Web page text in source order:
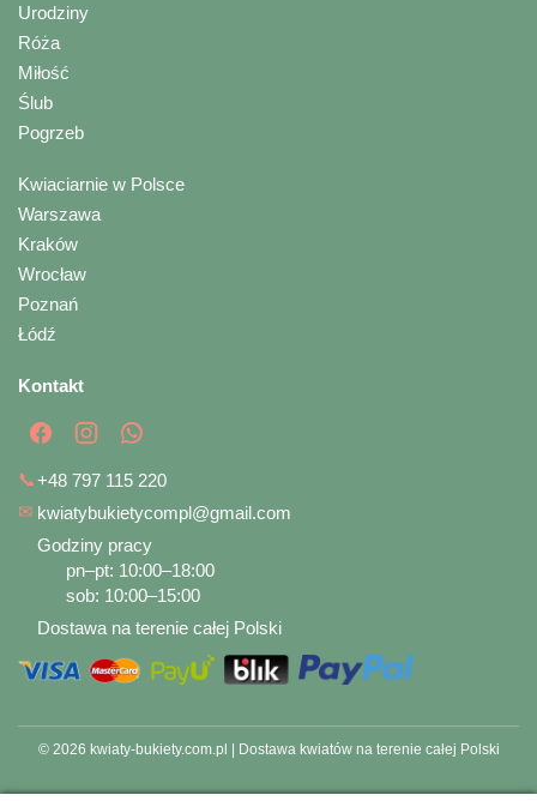
Urodziny
Róża
Miłość
Ślub
Pogrzeb
Kwiaciarnie w Polsce
Warszawa
Kraków
Wrocław
Poznań
Łódź
Kontakt
📞+48 797 115 220
✉ kwiatybukietycompl@gmail.com
Godziny pracy
pn–pt: 10:00–18:00
sob: 10:00–15:00
Dostawa na terenie całej Polski
© 2026 kwiaty-bukiety.com.pl | Dostawa kwiatów na terenie całej Polski